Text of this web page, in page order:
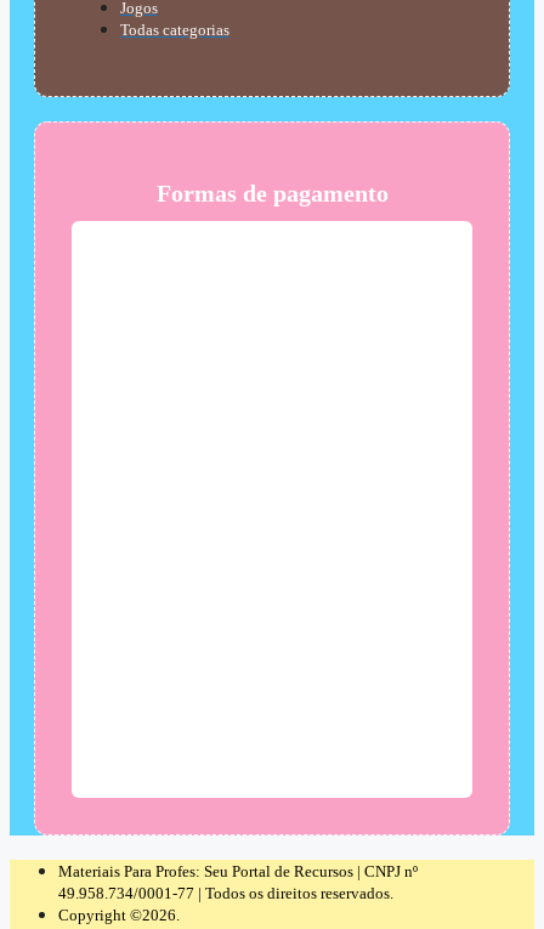
Jogos
Todas categorias
Formas de pagamento
Materiais Para Profes: Seu Portal de Recursos | CNPJ nº
49.958.734/0001-77 | Todos os direitos reservados.
Copyright ©2026.